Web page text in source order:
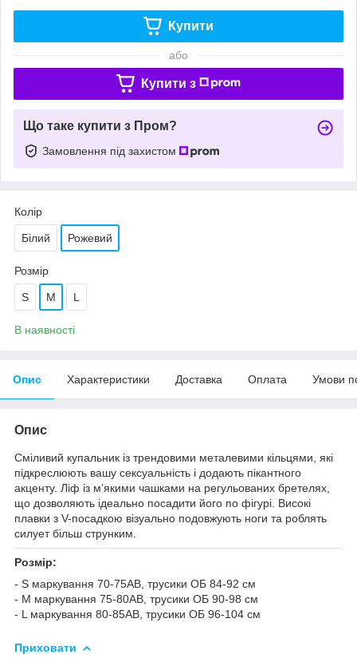
Купити
або
Купити з
Що таке купити з Пром?
Замовлення під захистом
Колір
Білий Рожевий
Розмір
S M L
В наявності
Опис Характеристики Доставка Оплата Умови
Опис
Сміливий купальник із трендовими металевими кільцями, які
підкреслюють вашу сексуальність і додають пікантного
акценту. Ліф із м’якими чашками на регульованих бретелях,
що дозволяють ідеально посадити його по фігурі. Високі
плавки з V-посадкою візуально подовжують ноги та роблять
силует більш струнким.
Розмір:
- S маркування 70-75АВ, трусики ОБ 84-92 см
- M маркування 75-80АВ, трусики ОБ 90-98 см
- L маркування 80-85АВ, трусики ОБ 96-104 см
Приховати